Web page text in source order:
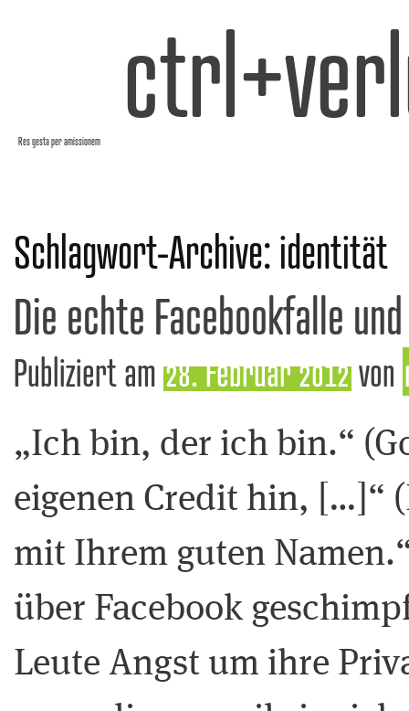
Res gesta per amissionem
Schlagwort-Archive:identität
Die echte Facebookfalle
Publiziert am 28. Februar 2012von
„Ich bin, der ich bin.“
eigenen Credit hin, […]“
mit Ihrem guten
über Facebook
Leute Angst um ihre